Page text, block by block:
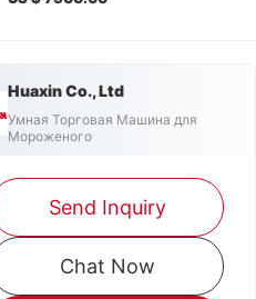
Huaxin Co., Ltd
Умная Торговая Машина для
Мороженого
Send Inquiry
Chat Now